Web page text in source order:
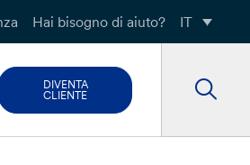
Hai bisogno di aiuto? IT
DIVENTA
CLIENTE